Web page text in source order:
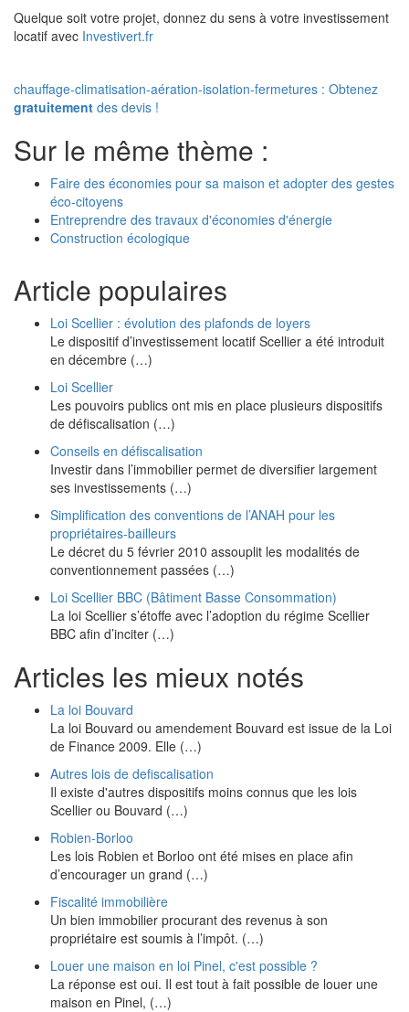
Quelque soit votre projet, donnez du sens à votre investissement
locatif avec Investivert.fr
chauffage-climatisation-aération-isolation-fermetures : Obtenez
gratuitement des devis !
Sur le même thème :
Faire des économies pour sa maison et adopter des gestes
éco-citoyens
Entreprendre des travaux d'économies d'énergie
Construction écologique
Article populaires
Loi Scellier : évolution des plafonds de loyers
Le dispositif d’investissement locatif Scellier a été introduit
en décembre (…)
Loi Scellier
Les pouvoirs publics ont mis en place plusieurs dispositifs
de défiscalisation (…)
Conseils en défiscalisation
Investir dans l’immobilier permet de diversifier largement
ses investissements (…)
Simplification des conventions de l’ANAH pour les
propriétaires-bailleurs
Le décret du 5 février 2010 assouplit les modalités de
conventionnement passées (…)
Loi Scellier BBC (Bâtiment Basse Consommation)
La loi Scellier s’étoffe avec l’adoption du régime Scellier
BBC afin d’inciter (…)
Articles les mieux notés
La loi Bouvard
La loi Bouvard ou amendement Bouvard est issue de la Loi
de Finance 2009. Elle (…)
Autres lois de defiscalisation
Il existe d'autres dispositifs moins connus que les lois
Scellier ou Bouvard (…)
Robien-Borloo
Les lois Robien et Borloo ont été mises en place afin
d’encourager un grand (…)
Fiscalité immobilière
Un bien immobilier procurant des revenus à son
propriétaire est soumis à l’impôt. (…)
Louer une maison en loi Pinel, c'est possible ?
La réponse est oui. Il est tout à fait possible de louer une
maison en Pinel, (…)